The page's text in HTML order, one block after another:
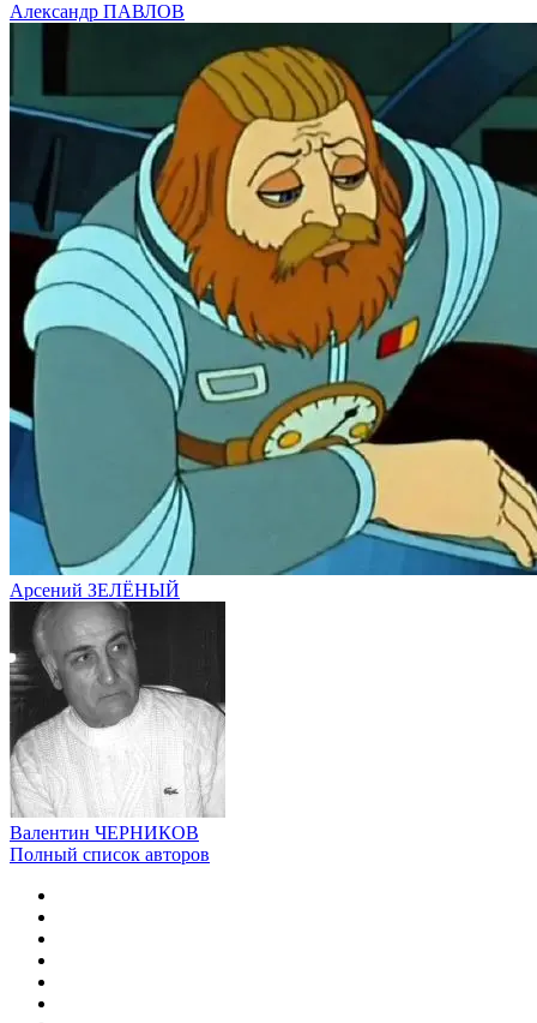
Александр ПАВЛОВ
Арсений ЗЕЛЁНЫЙ
Валентин ЧЕРНИКОВ
Полный список авторов